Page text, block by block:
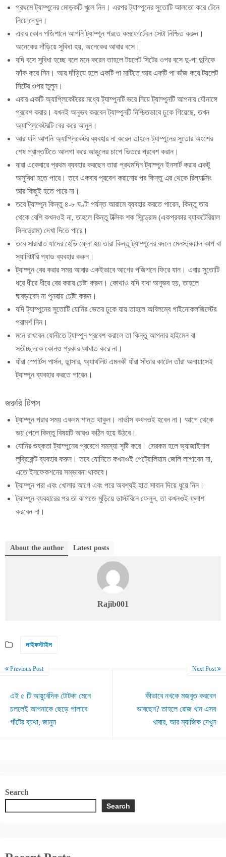
প্রথমে ট্যাম্পুনের মোড়কটি খুলে নিন। এরপর ট্যাম্পুনের সুতোটি আলতো করে টেনে
নিয়ে দেখুন।
এবার কোন পজিশানে আপনি ট্যাম্পুন পরতে কমফোর্টেবল সেটা নিশ্চিত করুন।
অনেকের দাঁড়িয়ে সুবিধা হয়, অনেকের আবার বসে।
যদি বসে সুবিধা হচ্ছে বলে মনে করেন তাহলে টয়লেট সিটের ওপর বসে দু-পা দুদিকে
ফাঁক করে নিন। আর দাঁড়িয়ে হলে একটি পা মাটিতে আর একটি পা ভাঁজ করে টয়লেট
সিটের ওপর তুলুন।
এবার একটি অ্যাপ্লিকেটরের মধ্যে ট্যাম্পুনটি ভরে নিয়ে ট্যাম্পুনটি আপনার যৌনাঙ্গে
প্রবেশ করার। যখনই অনুভব করবেন ট্যাম্পুনটি নিশ্চিতভাবে ঢুকে গিয়েছে, তখন
অ্যাপ্লিকেটরটি বের করে আনুন।
আর যদি আপনি অ্যাপ্লিকেটর ব্যবহার না করেন তাহলে ট্যাম্পুনের সুতোর অংশের
শেষ প্রান্তটিতে আলগা করে আঙুলের চাপে ভিতরে প্রবেশ করান।
যারা একেবারে প্রথম ব্যবহার করছেন তারা প্রথমদিন ট্যাম্পুন ইনসার্ট করার একটু
অসুবিধা হতে পারে। তবে একবার প্রবেশ করানোর পর কিন্তু এর থেকে রিল্যাক্সিং
আর কিছুই হতে পারে না।
তবে ট্যাম্পুন কিন্তু ৪-৮ ঘণ্টা পর্যন্ত আরামে ব্যবহার করতে পারেন, কিন্তু তার
থেকে বেশি কখনওই না, তাহলে কিন্তু টক্সিক শক সিন্ড্রোম (একপ্রকার ব্যাকটেরিয়াল
সিনড্রোম) দেখা দিতে পারে।
তবে সারারাত যাদের হেভি ফ্লো হয় তারা কিন্তু ট্যাম্পুনের বদলে মেনস্ট্রুয়াল কাপ বা
স্যানিটারি প্যাড ব্যবহার করুন।
ট্যাম্পুন বের করার সময় আবার একইভাবে আগের পজিশনে ফিরে যান। এবার সুতোটি
ধরে ধীরে ধীরে বের করার চেষ্টা করুন। কোথাও যদি বাধা অনুভব হয়, তাহলে
ঘাবড়াবেন না পুনরায় চেষ্টা করুন।
যদি ট্যাম্পুনের সুতোটি যোনির ভেতর ঢুকে যায় তাহলে অবিলম্বে গাইনোকলজিস্টের
পরামর্শ নিন।
মনে রাখবেন যোনীতে ট্যাম্পুন প্রবেশ করালে তা কিন্তু আপনার হাইমেন বা
সতীচ্ছদকে কোনও প্রকার আঘাত করে না।
যাঁরা স্পোর্টস পার্সন, ডান্সার, অ্যাথলিট এমনকী যাঁরা সাঁতার কাটেন তাঁরা অনায়াসেই
ট্যাম্পুন ব্যবহার করতে পারেন।
জরুরি টিপস
ট্যাম্পুন পরার সময় একদম শান্ত থাকুন। নার্ভাস কখনওই হবেন না। আগে থেকে
ভয় পেলে কিন্তু বিষয়টি আরও কঠিন হয়ে উঠবে।
যোনির শুষ্কতা ট্যাম্পুনের প্রবেশে সমস্যা সৃষ্টি করে। সেরকম হলে ভ্যাজাইনাল
লুব্রিকেন্ট ব্যবহার করুন। তবে যোনিতে কখনওই পেট্রোলিয়াম জেলি লাগাবেন না,
এতে ইনফেকশনের সম্ভাবনা থাকবে।
ট্যাম্পুন পরা এবং খোলার আগে এবং পরে অবশ্যই হাত সাবান দিয়ে ধুয়ে নিন।
ট্যাম্পুন ব্যবহারের পর তা কাগজে মুড়িয়ে ডাস্টবিনে ফেলুন, তা কখনওই ফ্লাশ
করবেন না।
About the author Latest posts
Rajib001
লাইফস্টাইল
Previous Post
এই ৫ টি আয়ুর্বেদিক টোটকা মেনে
চললেই আপনাকে ছেড়ে পালাবে
গাঁটের ব্যথা, জানুন
Next Post
কীভাবে নখকে মজবুত করবেন
ভাবছেন? তাহলে রোজ খান এসব
খাবার, আর ম্যাজিক দেখুন
Search
Search